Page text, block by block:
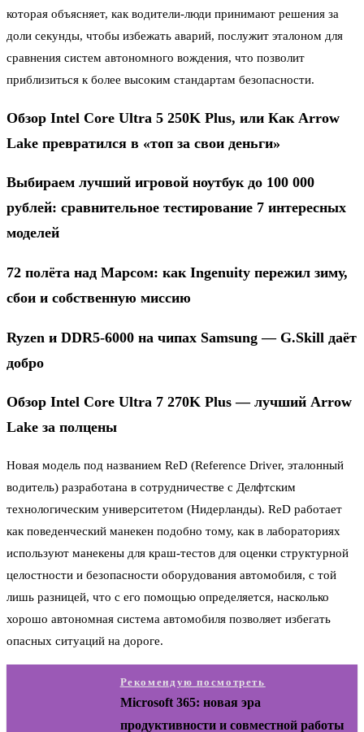
которая объясняет, как водители-люди принимают решения за
доли секунды, чтобы избежать аварий, послужит эталоном для
сравнения систем автономного вождения, что позволит
приблизиться к более высоким стандартам безопасности.
Обзор Intel Core Ultra 5 250K Plus, или Как Arrow
Lake превратился в «топ за свои деньги»
Выбираем лучший игровой ноутбук до 100 000
рублей: сравнительное тестирование 7 интересных
моделей
72 полёта над Марсом: как Ingenuity пережил зиму,
сбои и собственную миссию
Ryzen и DDR5-6000 на чипах Samsung — G.Skill даёт
добро
Обзор Intel Core Ultra 7 270K Plus — лучший Arrow
Lake за полцены
Новая модель под названием ReD (Reference Driver, эталонный
водитель) разработана в сотрудничестве с Делфтским
технологическим университетом (Нидерланды). ReD работает
как поведенческий манекен подобно тому, как в лабораториях
используют манекены для краш-тестов для оценки структурной
целостности и безопасности оборудования автомобиля, с той
лишь разницей, что с его помощью определяется, насколько
хорошо автономная система автомобиля позволяет избегать
опасных ситуаций на дороге.
Рекомендую посмотреть
Microsoft 365: новая эра
продуктивности и совместной работы